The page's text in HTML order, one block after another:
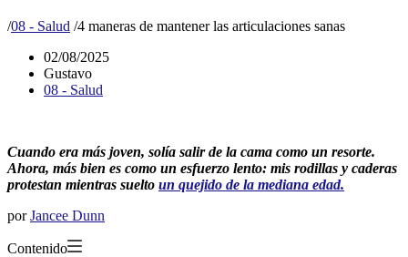
/08 - Salud /4 maneras de mantener las articulaciones sanas
02/08/2025
Gustavo
08 - Salud
Cuando era más joven, solía salir de la cama como un resorte.
Ahora, más bien es como un esfuerzo lento: mis rodillas y caderas
protestan mientras suelto un quejido de la mediana edad.
porJancee Dunn
Contenido